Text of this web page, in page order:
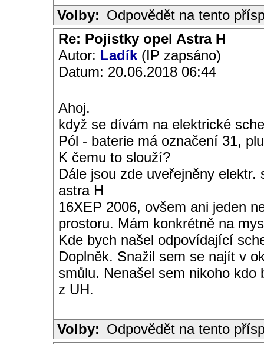
Volby: Odpovědět na tento
Re: Pojistky opel Astra H
Autor: Ladík (IP zapsáno)
Datum: 20.06.2018 06:44
Ahoj.
když se dívám na elektrické
Pól - baterie má označení 31,
K čemu to slouží?
Dále jsou zde uveřejněny
astra H
16XEP 2006, ovšem ani jeden
prostoru. Mám konkrétně na
Kde bych našel odpovídající
Doplněk. Snažil sem se najít v
smůlu. Nenašel sem nikoho
z UH.
Volby: Odpovědět na tento